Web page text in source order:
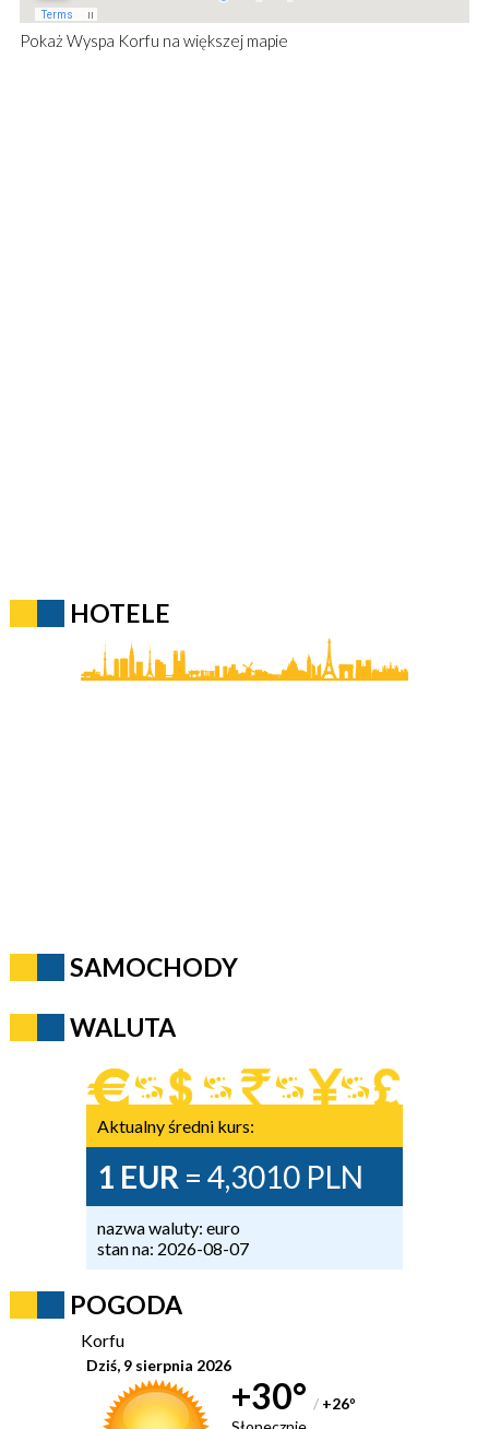
Pokaż Wyspa Korfu na większej mapie
HOTELE
SAMOCHODY
WALUTA
Aktualny średni kurs:
1 EUR = 4,3010 PLN
nazwa waluty: euro
stan na: 2026-08-07
POGODA
Korfu
Dziś, 9 sierpnia 2026
+30° / +26°